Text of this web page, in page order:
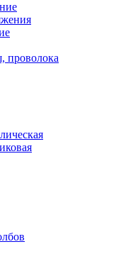
проволока